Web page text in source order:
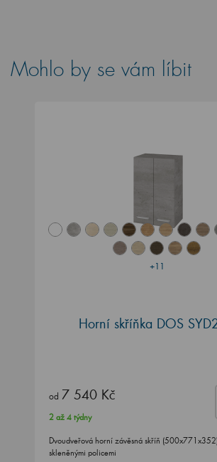
Mohlo by se vám líbit
+11
Horní skříňka DOS
od 7 540 Kč
2 až 4 týdny
Dvoudveřová horní závěsná skříň
skleněnými policemi